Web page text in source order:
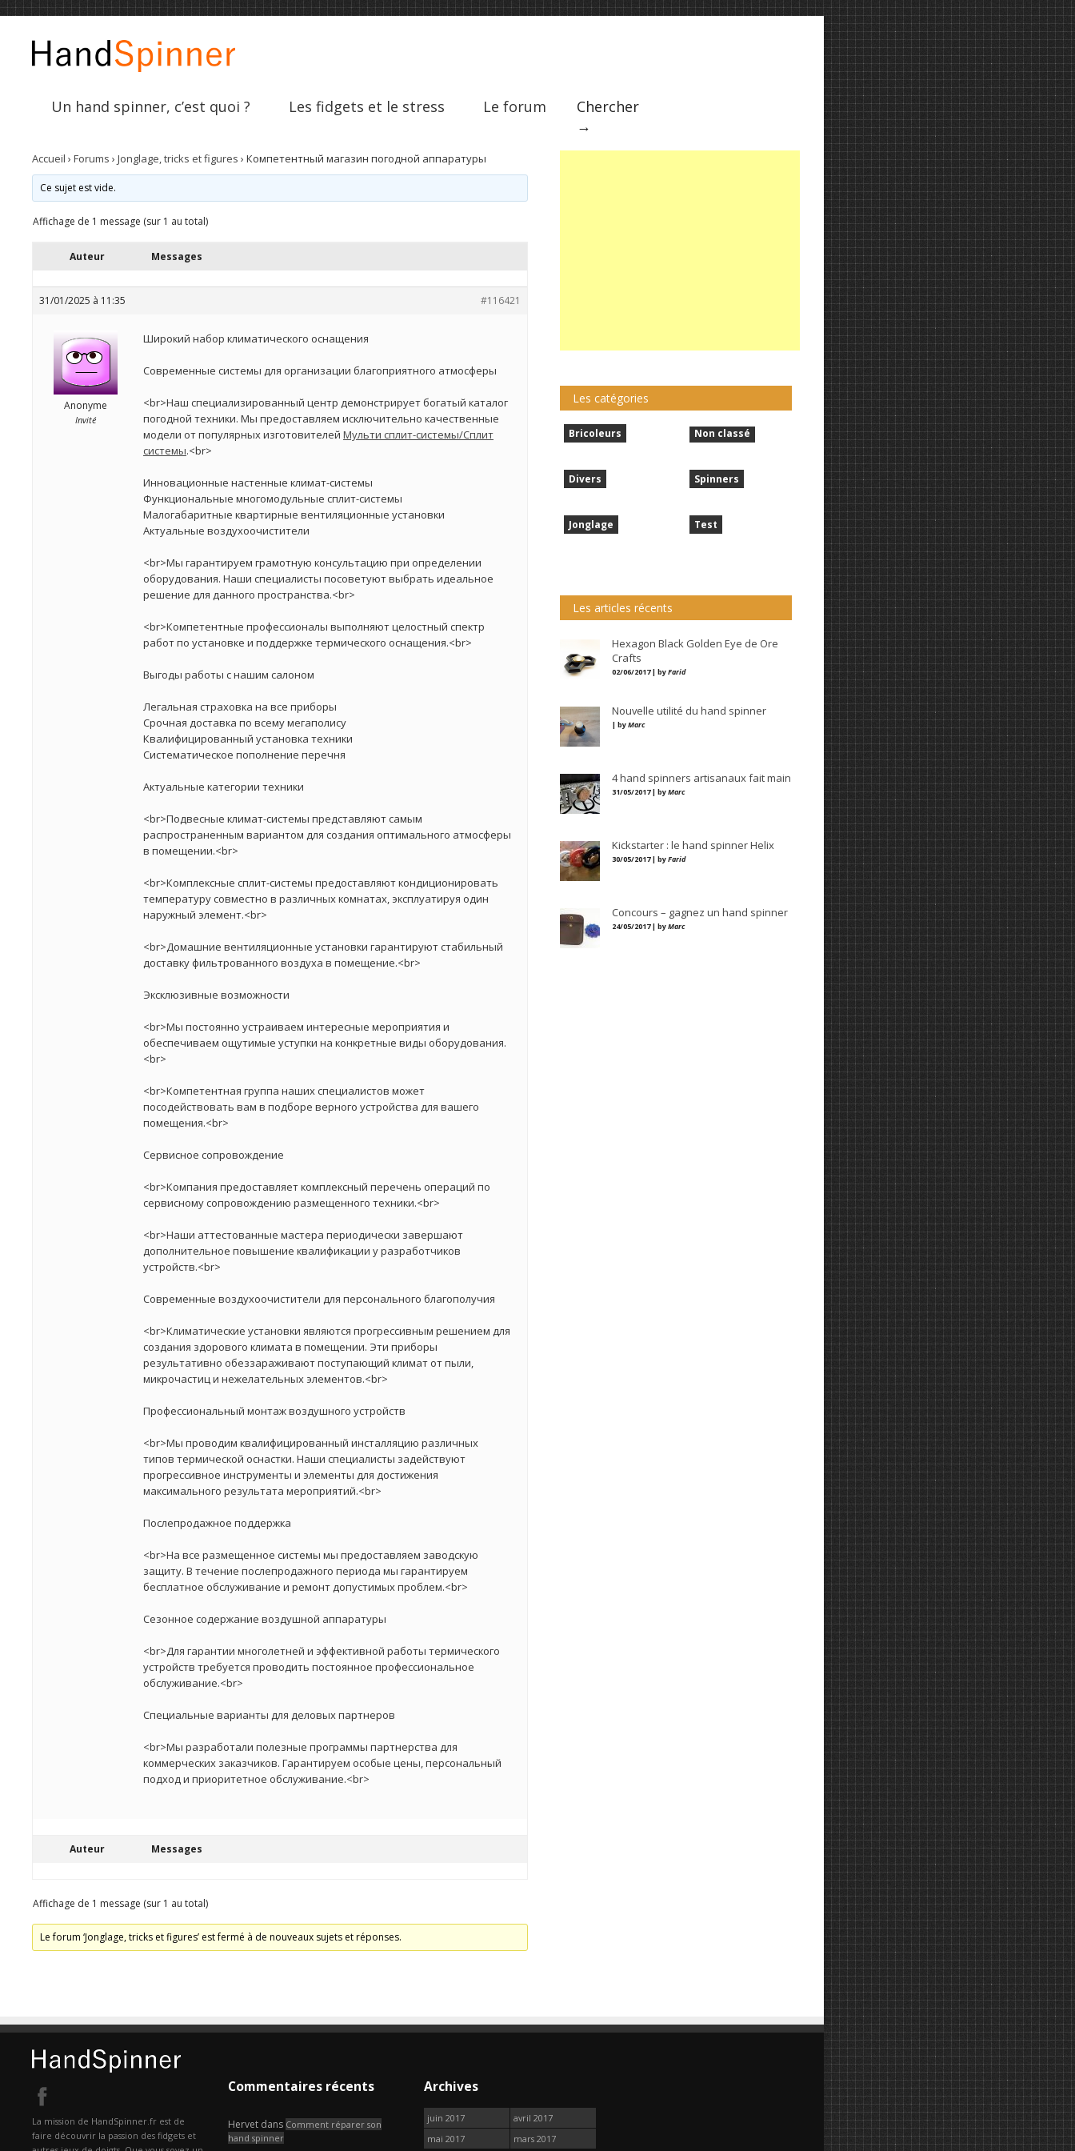
Un hand spinner, c’est quoi ? Les fidgets et le stress Le forum
Chercher
→
Accueil › Forums › Jonglage, tricks et figures › Компетентный магазин погодной аппаратуры
Ce sujet est vide.
Affichage de 1 message (sur 1 au total)
Auteur Messages
31/01/2025 à 11:35 #116421
Anonyme
Invité
Широкий набор климатического оснащения
Современные системы для организации благоприятного атмосферы
<br>Наш специализированный центр демонстрирует богатый каталог
погодной техники. Мы предоставляем исключительно качественные
модели от популярных изготовителей Мульти сплит-системы/Сплит
системы.<br>
Инновационные настенные климат-системы
Функциональные многомодульные сплит-системы
Малогабаритные квартирные вентиляционные установки
Актуальные воздухоочистители
<br>Мы гарантируем грамотную консультацию при определении
оборудования. Наши специалисты посоветуют выбрать идеальное
решение для данного пространства.<br>
<br>Компетентные профессионалы выполняют целостный спектр
работ по установке и поддержке термического оснащения.<br>
Выгоды работы с нашим салоном
Легальная страховка на все приборы
Срочная доставка по всему мегаполису
Квалифицированный установка техники
Систематическое пополнение перечня
Актуальные категории техники
<br>Подвесные климат-системы представляют самым
распространенным вариантом для создания оптимального атмосферы
в помещении.<br>
<br>Комплексные сплит-системы предоставляют кондиционировать
температуру совместно в различных комнатах, эксплуатируя один
наружный элемент.<br>
<br>Домашние вентиляционные установки гарантируют стабильный
доставку фильтрованного воздуха в помещение.<br>
Эксклюзивные возможности
<br>Мы постоянно устраиваем интересные мероприятия и
обеспечиваем ощутимые уступки на конкретные виды оборудования.
<br>
<br>Компетентная группа наших специалистов может
посодействовать вам в подборе верного устройства для вашего
помещения.<br>
Сервисное сопровождение
<br>Компания предоставляет комплексный перечень операций по
сервисному сопровождению размещенного техники.<br>
<br>Наши аттестованные мастера периодически завершают
дополнительное повышение квалификации у разработчиков
устройств.<br>
Современные воздухоочистители для персонального благополучия
<br>Климатические установки являются прогрессивным решением для
создания здорового климата в помещении. Эти приборы
результативно обеззараживают поступающий климат от пыли,
микрочастиц и нежелательных элементов.<br>
Профессиональный монтаж воздушного устройств
<br>Мы проводим квалифицированный инсталляцию различных
типов термической оснастки. Наши специалисты задействуют
прогрессивное инструменты и элементы для достижения
максимального результата мероприятий.<br>
Послепродажное поддержка
<br>На все размещенное системы мы предоставляем заводскую
защиту. В течение послепродажного периода мы гарантируем
бесплатное обслуживание и ремонт допустимых проблем.<br>
Сезонное содержание воздушной аппаратуры
<br>Для гарантии многолетней и эффективной работы термического
устройств требуется проводить постоянное профессиональное
обслуживание.<br>
Специальные варианты для деловых партнеров
<br>Мы разработали полезные программы партнерства для
коммерческих заказчиков. Гарантируем особые цены, персональный
подход и приоритетное обслуживание.<br>
Auteur Messages
Affichage de 1 message (sur 1 au total)
Le forum ‘Jonglage, tricks et figures’ est fermé à de nouveaux sujets et réponses.
Les catégories
Bricoleurs
Divers
Jonglage
Non classé
Spinners
Test
Les articles récents
Hexagon Black Golden Eye de Ore
Crafts
02/06/2017 | byFarid
Nouvelle utilité du hand spinner
| byMarc
4 hand spinners artisanaux fait main
31/05/2017 | byMarc
Kickstarter : le hand spinner Helix
30/05/2017 | byFarid
Concours – gagnez un hand spinner
24/05/2017 | byMarc
La mission de HandSpinner.fr est de
faire découvrir la passion des fidgets et
Commentaires récents
Hervet dans Comment réparer son
hand spinner
Archives
juin 2017
mai 2017
avril 2017
mars 2017